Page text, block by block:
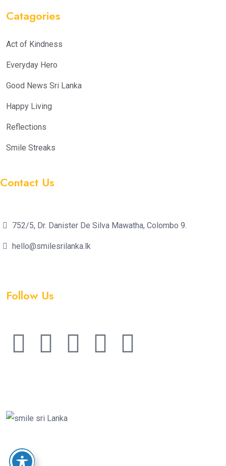
Catagories
Act of Kindness
Everyday Hero
Good News Sri Lanka
Happy Living
Reflections
Smile Streaks
Contact Us
752/5, Dr. Danister De Silva Mawatha, Colombo 9.
hello@smilesrilanka.lk
Follow Us